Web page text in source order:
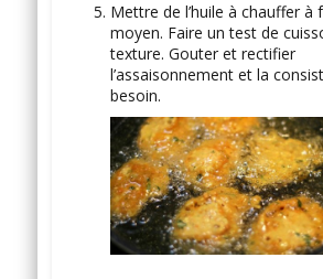
Mettre de l’huile à chauffer à
moyen. Faire un test de
texture. Gouter et rectifier
l’assaisonnement et la
besoin.